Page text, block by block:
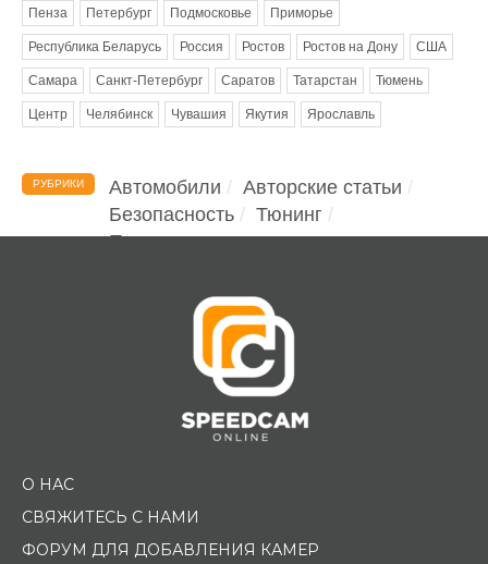
Пенза Петербург Подмосковье Приморье
Республика Беларусь Россия Ростов Ростов на Дону США
Самара Санкт-Петербург Саратов Татарстан Тюмень
Центр Челябинск Чувашия Якутия Ярославль
РУБРИКИ Автомобили
Авторские статьи
Безопасность
Тюнинг
Помощь водителю
О НАС
СВЯЖИТЕСЬ С НАМИ
ФОРУМ ДЛЯ ДОБАВЛЕНИЯ КАМЕР